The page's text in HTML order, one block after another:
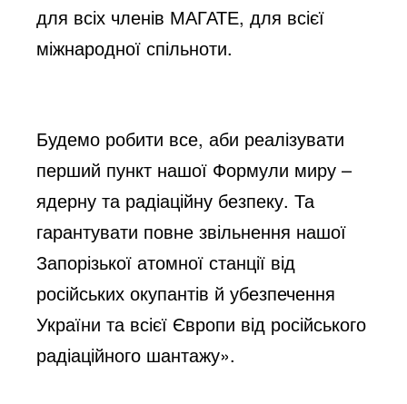
e
для всіх членів МАГАТЕ, для всієї
міжнародної спільноти.
Будемо робити все, аби реалізувати
перший пункт нашої Формули миру –
ядерну та радіаційну безпеку. Та
гарантувати повне звільнення нашої
Запорізької атомної станції від
російських окупантів й убезпечення
України та всієї Європи від російського
радіаційного шантажу».